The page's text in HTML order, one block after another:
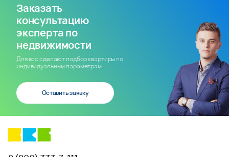
Заказать
консультацию
эксперта по
недвижимости
Для вас сделают подбор квартиры по
индивидуальным параметрам
Оставить заявку